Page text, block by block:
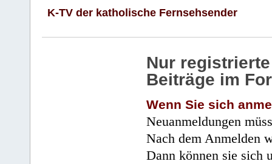
K-TV der katholische Fernsehsender
Nur
Beiträge im
Wenn Sie sich
Neuanmeldungen
Nach dem Anmelden
Dann können sie sich